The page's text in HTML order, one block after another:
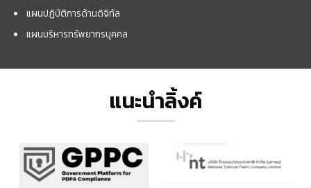
แผนปฏิบัติการด้านดิจิทัล
แผนบริหารทรัพยากรบุคคล
แนะนำลิ้งค์